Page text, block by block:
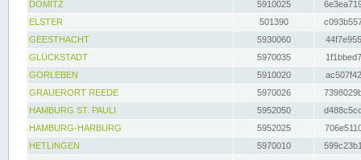
DÖMITZ
5910025
ELSTER
501390
GEESTHACHT
5930060
GLÜCKSTADT
5970035
GORLEBEN
5910020
GRAUERORT REEDE
5970026
HAMBURG ST. PAULI
5952050
HAMBURG-HARBURG
5952025
HETLINGEN
5970010